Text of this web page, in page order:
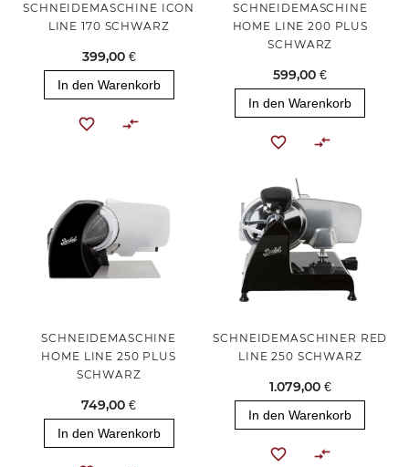
SCHNEIDEMASCHINE ICON
LINE 170 SCHWARZ
399,00 €
In den Warenkorb
SCHNEIDEMASCHINE
HOME LINE 200 PLUS
SCHWARZ
599,00 €
In den Warenkorb
SCHNEIDEMASCHINE
HOME LINE 250 PLUS
SCHWARZ
749,00 €
In den Warenkorb
SCHNEIDEMASCHINER RED
LINE 250 SCHWARZ
1.079,00 €
In den Warenkorb